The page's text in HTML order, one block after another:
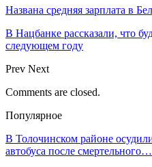
Названа средняя зарплата в
В Нацбанке рассказали, что
следующем году
Prev Next
Comments are closed.
Популярное
В Толочинском районе
автобуса после смертельного…